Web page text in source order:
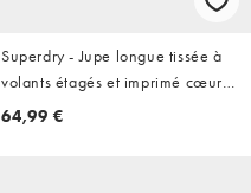
Superdry - Jupe longue tissée à
volants étagés et imprimé cœurs
et pâquerettes - Bleu brume
64,99 €